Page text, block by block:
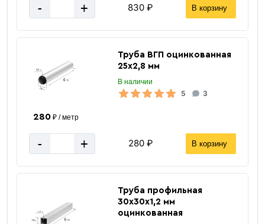
- + 830 ₽ В корзину
Труба ВГП оцинкованная
25х2,8 мм
В наличии
5 3
280₽ / метр
- + 280 ₽ В корзину
Труба профильная
30х30х1,2 мм
оцинкованная